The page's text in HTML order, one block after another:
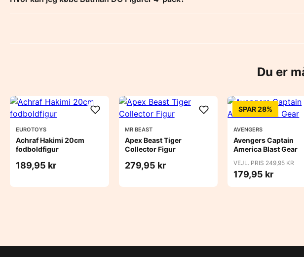
Du er
EUROTOYS
Achraf Hakimi 20cm
fodboldfigur
189,95 kr
MR BEAST
Apex Beast Tiger
Collector Figur
279,95 kr
SPAR 28%
AVENGERS
Avengers Captain
America Blast Gear
VEJL. PRIS 249,95 KR
179,95 kr